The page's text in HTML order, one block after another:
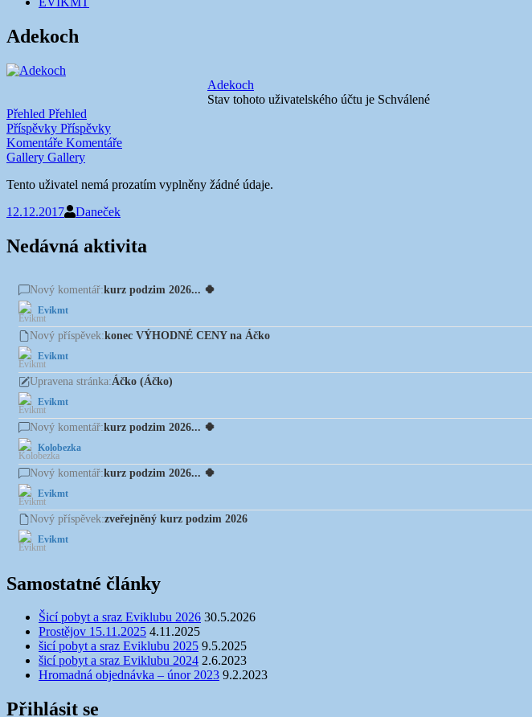
Adekoch
Adekoch
Stav tohoto uživatelského účtu je Schválené
Přehled Přehled
Příspěvky Příspěvky
Komentáře Komentáře
Gallery Gallery
Tento uživatel nemá prozatím vyplněny žádné údaje.
12.12.2017
Daneček
Nedávná aktivita
Nový komentář:kurz podzim 2026... 🍀
Evikmt
Nový příspěvek:konec VÝHODNÉ CENY na Áčko
Evikmt
Upravena stránka:Áčko (Áčko)
Evikmt
Nový komentář:kurz podzim 2026... 🍀
Kolobezka
Nový komentář:kurz podzim 2026... 🍀
Evikmt
Nový příspěvek:zveřejněný kurz podzim 2026
Evikmt
Samostatné články
Šicí pobyt a sraz Eviklubu 2026 30.5.2026
Prostějov 15.11.2025 4.11.2025
šicí pobyt a sraz Eviklubu 2025 9.5.2025
šicí pobyt a sraz Eviklubu 2024 2.6.2023
Hromadná objednávka – únor 2023 9.2.2023
Přihlásit se